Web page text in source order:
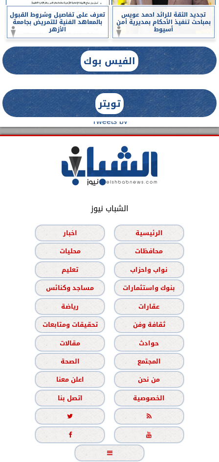
تجديد الثقة للرائد احمد عويس
بمباحث تنفيذ الأحكام بمديرية أمن
أسيوط
تعرف على تفاصيل وشروط القبول
بالمعاهد الفنية للتمريض بجامعة
الأزهر
الفيس بوك
تويتر
Tweets by
الشباب نيوز
الرئيسية
اخبار
محافظات
محليات
نواب واحزاب
تعليم
بنوك واستثمارات
مساجد وكنائس
عقارات
رياضة
ثقافة وفن
تحقيقات ومتابعات
حوادث
مقالات
المجتمع
الصحة
من نحن
اعلن معنا
الخصوصية
اتصل بنا




